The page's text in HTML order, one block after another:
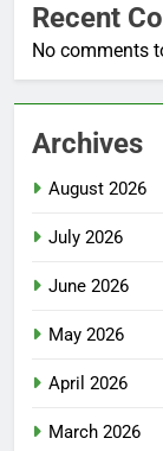
Recent
No comments
Archives
August 2026
July 2026
June 2026
May 2026
April 2026
March 2026